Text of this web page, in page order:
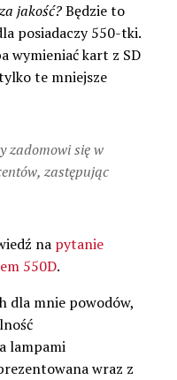
jakość?Będzie to
posiadaczy 550-tki.
wymieniać kart z SD
te mniejsze
zadomowi się w
zastępując
na pytanie
550D.
dla mnie powodów,
lampami
wraz z